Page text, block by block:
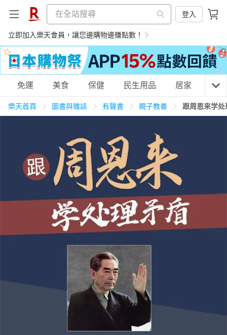
登入
立即加入樂天會員，讓您邊購物邊賺點數！
購物網分類
美食蛋糕 養生保健
居家生活 3C家電 運動休閒 親子玩具
男裝 化妝保養 情趣用品
電子/紙本書
HOT
免運 美食 保健 民生用品 居家 3C
樂天首頁 圖書與雜誌 有聲書 親子教養 跟周恩来学